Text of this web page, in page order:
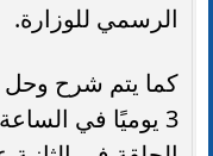
الرسمي للوزارة.
كما يتم شرح وحل
3 يوميًا في